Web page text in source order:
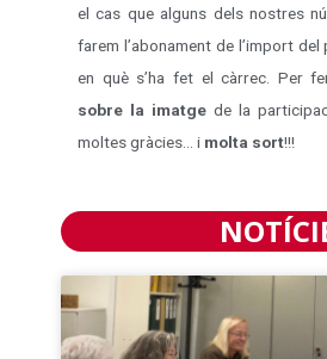
el cas que alguns dels nostres
farem l’abonament de l’import
en què s’ha fet el càrrec. Per
sobre la imatgede la
moltes gràcies… i molta sort!!!